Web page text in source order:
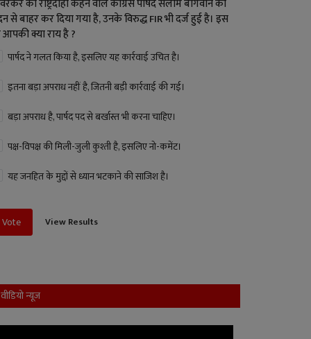
को राष्ट्रदोही कहने वाले कांग्रेस पार्षद सलीम बागवान को
से बाहर कर दिया गया है, उनके विरुद्ध FIR भी दर्ज हुई है। इस
आपकी क्या राय है ?
पार्षद ने गलत किया है, इसलिए यह कार्रवाई उचित है।
इतना बड़ा अपराध नहीं है, जितनी बड़ी कार्रवाई की गई।
बड़ा अपराध है, पार्षद पद से बर्खास्त भी करना चाहिए।
पक्ष-विपक्ष की मिली-जुली कुश्ती है, इसलिए नो-कमेंट।
यह जनहित के मुद्दों से ध्यान भटकाने की साजिश है।
Vote View Results
वीडियो न्यूज